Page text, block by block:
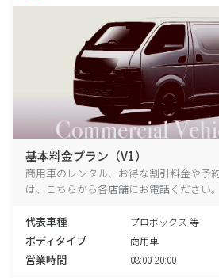
基本料金プラン（V1）
商用車のレンタル、お得な割引料金や予
は、こちらから各店舗にお電話ください。
代表車種 プロボックス 等
ボディタイプ 商用車
営業時間 08:00-20:00